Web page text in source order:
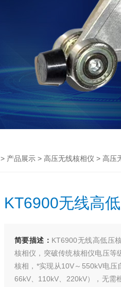
> 产品展示 > 高压无线核相仪 > 高压
KT6900无线高
简要描述： KT6900无线高低压
核相仪，突破传统核相仪电压等
核相，*实现从10V～550kV电压
66kV、110kV、220kV），无需